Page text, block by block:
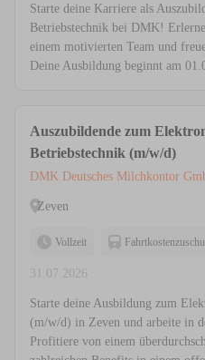
Starte deine Karriere als
Betriebstechnik bei DMK!
einem motivierten Team und
Deine Ausbildung beginnt am
Auszubildende zum
Betriebstechnik (m/w/d)
DMK Deutsches Milchkontor
Zeven
Vollzeit
31.07.2026
Starte deine Ausbildung zum
(m/w/d) in Zeven und arbeite in
Profitiere von einem